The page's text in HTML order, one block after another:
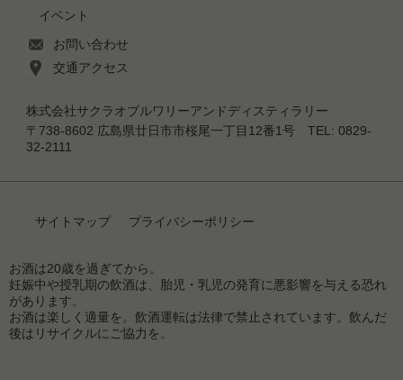
イベント
お問い合わせ
交通アクセス
株式会社サクラオブルワリーアンドディスティラリー
〒738-8602 広島県廿日市市桜尾一丁目12番1号 TEL: 0829-
32-2111
サイトマップ プライバシーポリシー
お酒は20歳を過ぎてから。
妊娠中や授乳期の飲酒は、胎児・乳児の発育に悪影響を与える恐れ
があります。
お酒は楽しく適量を。飲酒運転は法律で禁止されています。飲んだ
後はリサイクルにご協力を。